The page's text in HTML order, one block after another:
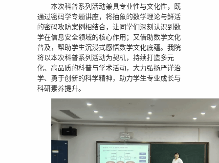
本次科普系列活动兼具专业性与文化性，既
通过密码学专题讲座，将抽象的数学理论与鲜活
的密码攻防案例相结合，让同学们深刻认识到数
学在信息安全领域的核心作用；又借助数学文化
普及，帮助学生沉浸式感悟数学文化底蕴。我院
将以本次科普系列活动为契机，持续打造多元
化、高品质的科普与学术活动，大力弘扬严谨治
学、勇于创新的科学精神，助力学生专业成长与
科研素养提升。